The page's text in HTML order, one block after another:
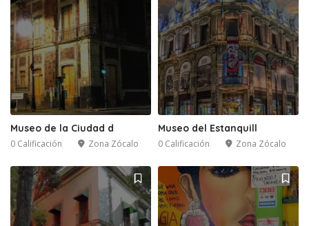
Museo de la Ciudad d
0 Calificación Zona Zócalo
Museo del Estanquill
0 Calificación Zona Zócalo